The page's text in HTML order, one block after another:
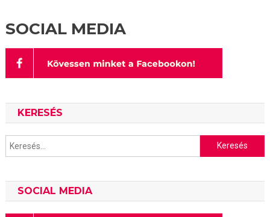
SOCIAL MEDIA
KERESÉS
Keresés:
SOCIAL MEDIA